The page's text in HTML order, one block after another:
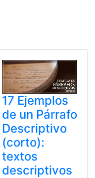
17 Ejemplos
de un Párrafo
Descriptivo
(corto):
textos
descriptivos